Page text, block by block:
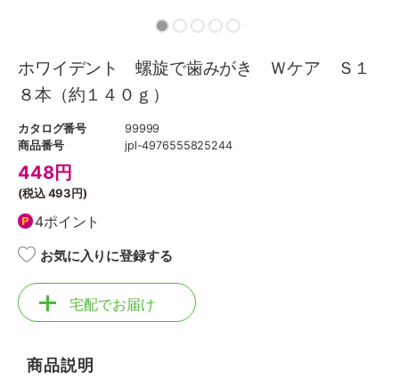
ホワイデント 螺旋で歯みがき Ｗケア Ｓ１
８本（約１４０ｇ）
カタログ番号
99999
商品番号
jpl-4976555825244
448円
(税込493円)
4ポイント
お気に入りに登録する
宅配でお届け
商品説明